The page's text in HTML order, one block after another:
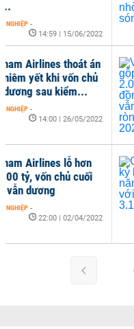
DOANH NGHIỆP -
Vietjet lỗ
tỷ đồng
ròng năm
DOANH NGHIỆP -
Genco3
năm
DOANH NGHIỆP -